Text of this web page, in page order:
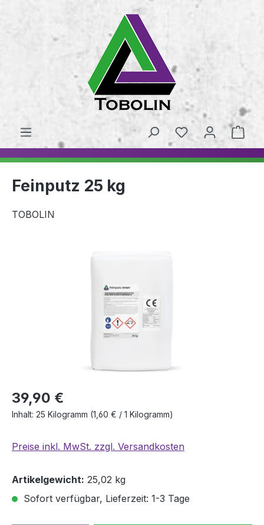
Feinputz 25 kg
TOBOLIN
39,90 €
Inhalt: 25 Kilogramm (1,60 € / 1 Kilogramm)
Preise inkl. MwSt. zzgl. Versandkosten
Artikelgewicht: 25,02 kg
Sofort verfügbar, Lieferzeit: 1-3 Tage